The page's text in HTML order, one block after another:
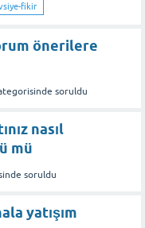
fikir
önerilere
soruldu
nasıl
mü
soruldu
yatışım